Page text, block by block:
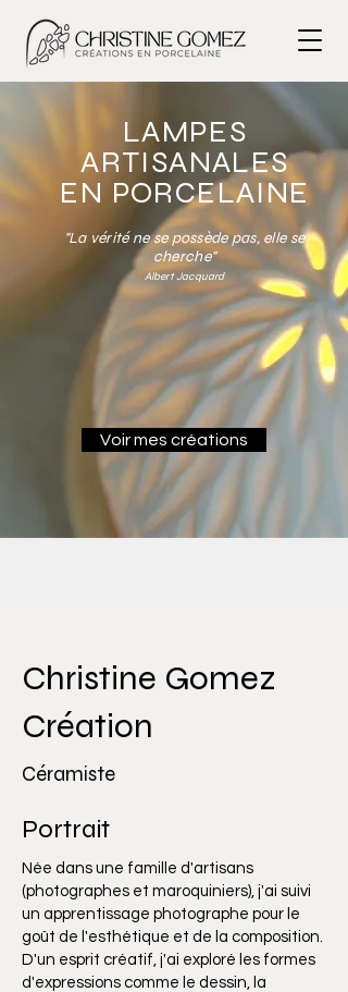
LAMPES
ARTISANALES
EN PORCELAINE
"La vérité ne se possède pas, elle se
cherche"
Albert Jacquard
Voir mes créations
Christine Gomez
Création
Céramiste
Portrait
Née dans une famille d'artisans
(photographes et maroquiniers), j'ai suivi
un apprentissage photographe pour le
goût de l'esthétique et de la composition.
D'un esprit créatif, j'ai exploré les formes
d'expressions comme le dessin, la